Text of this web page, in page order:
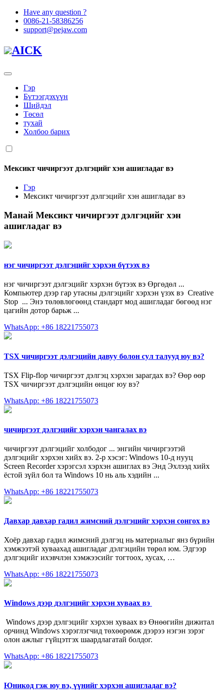
Have any question ?
0086-21-58386256
support@pejaw.com
AICK
Гэр
Бүтээгдэхүүн
Шийдэл
Төсөл
тухай
Холбоо барих
Мексикт чичиргээт дэлгэцийг хэн ашигладаг вэ
Гэр
Мексикт чичиргээт дэлгэцийг хэн ашигладаг вэ
Манай Мексикт чичиргээт дэлгэцийг хэн
ашигладаг вэ
нэг чичиргээт дэлгэцийг хэрхэн бүтээх вэ
нэг чичиргээт дэлгэцийг хэрхэн бүтээх вэ Өргөдөл ...
Компьютер дээр гар утасны дэлгэцийг хэрхэн үзэх вэ ️ Creative
Stop ️ ... Энэ төлөвлөгөөнд стандарт мод ашигладаг бөгөөд нэг
цагийн дотор барьж ...
WhatsApp: +86 18221755073
TSX чичиргээт дэлгэцийн давуу болон сул талууд юу вэ?
TSX Flip-flop чичиргээт дэлгэц хэрхэн зарагдах вэ? Өөр өөр
TSX чичиргээт дэлгэцийн өнцөг юу вэ?
WhatsApp: +86 18221755073
чичиргээт дэлгэцийг хэрхэн чангалах вэ
чичиргээт дэлгэцийг холбодог ... энгийн чичиргээтэй
дэлгэцийг хэрхэн хийх вэ. 2-р хэсэг: Windows 10-д нууц
Screen Recorder хэрэгсэл хэрхэн ашиглах вэ Энд Эхлээд хийх
ёстой зүйл бол та Windows 10 нь аль хэдийн ...
WhatsApp: +86 18221755073
Давхар давхар гадил жимсний дэлгэцийг хэрхэн сонгох вэ
Хоёр давхар гадил жимсний дэлгэц нь материалыг янз бүрийн
хэмжээтэй хуваахад ашигладаг дэлгэцийн төрөл юм. Эдгээр
дэлгэцийг ихэвчлэн хэмжээсийг тогтоох, хусах, …
WhatsApp: +86 18221755073
Windows дээр дэлгэцийг хэрхэн хуваах вэ ️
‌ Windows дээр дэлгэцийг хэрхэн хуваах вэ Өнөөгийн дижитал
орчинд Windows хэрэглэгчид төхөөрөмж дээрээ нэгэн зэрэг
олон ажлыг гүйцэтгэх шаардлагатай болдог.
WhatsApp: +86 18221755073
Юникод гэж юу вэ, үүнийг хэрхэн ашигладаг вэ?